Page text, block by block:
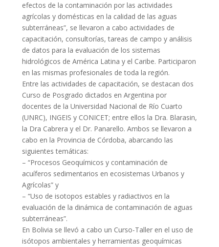
efectos de la contaminación por las actividades
agrícolas y domésticas en la calidad de las aguas
subterráneas”, se llevaron a cabo actividades de
capacitación, consultorías, tareas de campo y análisis
de datos para la evaluación de los sistemas
hidrológicos de América Latina y el Caribe. Participaron
en las mismas profesionales de toda la región.
Entre las actividades de capacitación, se destacan dos
Curso de Posgrado dictados en Argentina por
docentes de la Universidad Nacional de Río Cuarto
(UNRC), INGEIS y CONICET; entre ellos la Dra. Blarasin,
la Dra Cabrera y el Dr. Panarello. Ambos se llevaron a
cabo en la Provincia de Córdoba, abarcando las
siguientes temáticas:
– “Procesos Geoquímicos y contaminación de
acuíferos sedimentarios en ecosistemas Urbanos y
Agrícolas” y
– “Uso de isotopos estables y radiactivos en la
evaluación de la dinámica de contaminación de aguas
subterráneas”.
En Bolivia se llevó a cabo un Curso-Taller en el uso de
isótopos ambientales y herramientas geoquímicas